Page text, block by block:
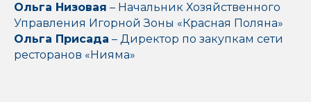
Ольга Низовая – Начальник Хозяйственного
Управления Игорной Зоны «Красная Поляна»
Ольга Присада – Директор по закупкам сети
ресторанов «Нияма»